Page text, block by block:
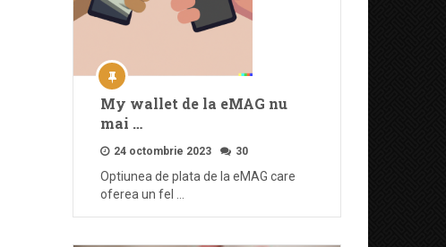
My wallet de la eMAG nu
mai …
24 octombrie 2023 30
Optiunea de plata de la eMAG care
oferea un fel …